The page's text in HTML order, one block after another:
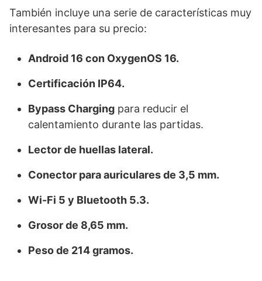
También incluye una serie de características muy
interesantes para su precio:
Android 16 con OxygenOS 16.
Certificación IP64.
Bypass Charging para reducir el
calentamiento durante las partidas.
Lector de huellas lateral.
Conector para auriculares de 3,5 mm.
Wi-Fi 5 y Bluetooth 5.3.
Grosor de 8,65 mm.
Peso de 214 gramos.